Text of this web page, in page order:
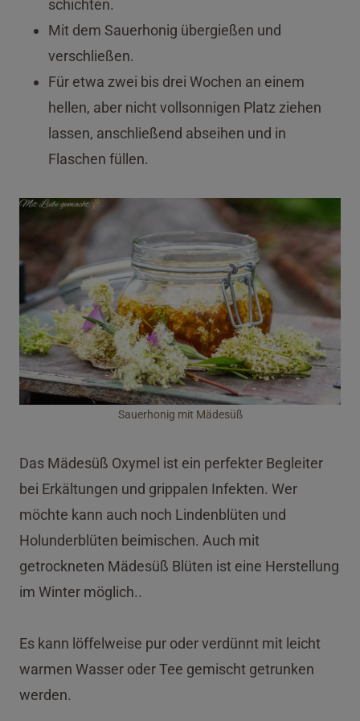
schichten.
Mit dem Sauerhonig übergießen und
verschließen.
Für etwa zwei bis drei Wochen an einem
hellen, aber nicht vollsonnigen Platz ziehen
lassen, anschließend abseihen und in
Flaschen füllen.
Sauerhonig mit Mädesüß
Das Mädesüß Oxymel ist ein perfekter Begleiter
bei Erkältungen und grippalen Infekten. Wer
möchte kann auch noch Lindenblüten und
Holunderblüten beimischen. Auch mit
getrockneten Mädesüß Blüten ist eine Herstellung
im Winter möglich..
Es kann löffelweise pur oder verdünnt mit leicht
warmen Wasser oder Tee gemischt getrunken
werden.